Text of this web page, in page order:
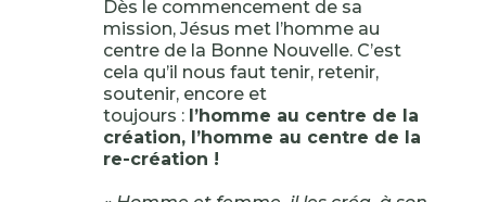
Dès le commencement de sa
mission, Jésus met l’homme au
centre de la Bonne Nouvelle. C’est
cela qu’il nous faut tenir, retenir,
soutenir, encore et
toujours : l’homme au centre de la
création, l’homme au centre de la
re-création !